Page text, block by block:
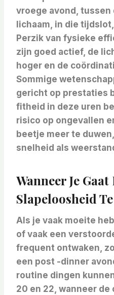
vroege avond, tussen
lichaam, in die
Perzik van fysieke
zijn goed actief, de
hoger en de
Sommige
gericht op prestaties
fitheid in deze uren
risico op ongevallen
​​beetje meer te
snelheid als
Wanneer Je
Slapeloosheid
Als je vaak moeite
of vaak een
frequent ontwaken,
een post -dinner
routine dingen
20 en 22, wanneer